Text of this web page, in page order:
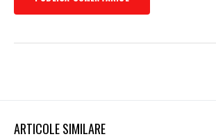
ARTICOLE SIMILARE